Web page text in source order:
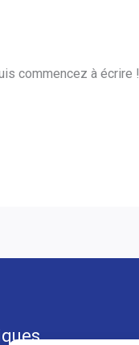
commencez à écrire !